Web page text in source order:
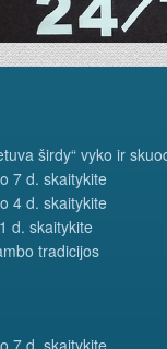
širdy“ vyko ir
7 d. skaitykite
4 d. skaitykite
d. skaitykite
tradicijos